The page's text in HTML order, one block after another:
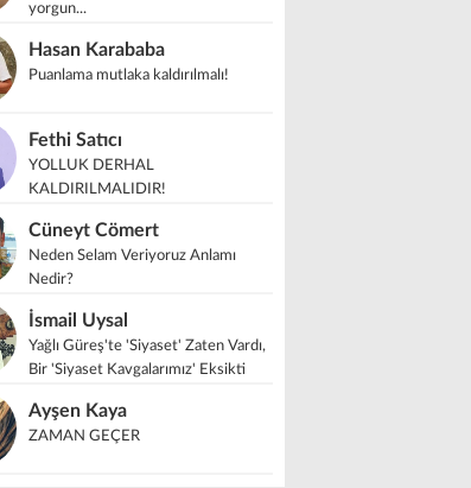
yorgun...
Hasan Karababa
Puanlama mutlaka kaldırılmalı!
Fethi Satıcı
YOLLUK DERHAL
KALDIRILMALIDIR!
Cüneyt Cömert
Neden Selam Veriyoruz Anlamı
Nedir?
İsmail Uysal
Yağlı Güreş'te 'Siyaset' Zaten Vardı,
Bir 'Siyaset Kavgalarımız' Eksikti
Ayşen Kaya
ZAMAN GEÇER